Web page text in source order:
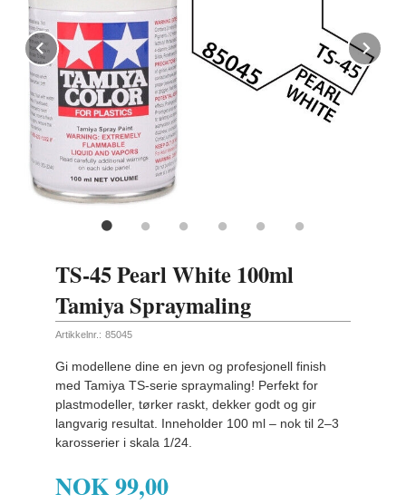
Prev
TS-45 Pearl White 100ml
Tamiya Spraymaling
Artikkelnr.: 85045
Gi modellene dine en jevn og profesjonell finish
med Tamiya TS-serie spraymaling! Perfekt for
plastmodeller, tørker raskt, dekker godt og gir
langvarig resultat. Inneholder 100 ml – nok til 2–3
karosserier i skala 1/24.
NOK99,00